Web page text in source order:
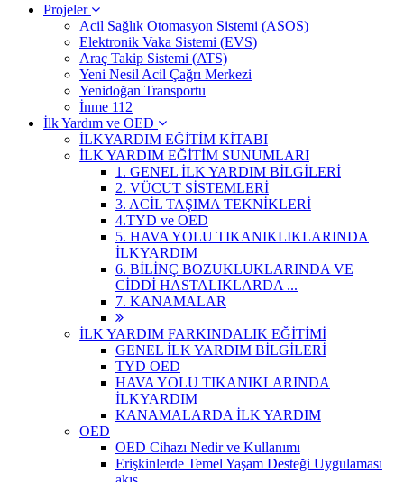
Projeler
Acil Sağlık Otomasyon Sistemi (ASOS)
Elektronik Vaka Sistemi (EVS)
Araç Takip Sistemi (ATS)
Yeni Nesil Acil Çağrı Merkezi
Yenidoğan Transportu
İnme 112
İlk Yardım ve OED
İLKYARDIM EĞİTİM KİTABI
İLK YARDIM EĞİTİM SUNUMLARI
1. GENEL İLK YARDIM BİLGİLERİ
2. VÜCUT SİSTEMLERİ
3. ACİL TAŞIMA TEKNİKLERİ
4.TYD ve OED
5. HAVA YOLU TIKANIKLIKLARINDA
İLKYARDIM
6. BİLİNÇ BOZUKLUKLARINDA VE
CİDDİ HASTALIKLARDA ...
7. KANAMALAR
İLK YARDIM FARKINDALIK EĞİTİMİ
GENEL İLK YARDIM BİLGİLERİ
TYD OED
HAVA YOLU TIKANIKLARINDA
İLKYARDIM
KANAMALARDA İLK YARDIM
OED
OED Cihazı Nedir ve Kullanımı
Erişkinlerde Temel Yaşam Desteği Uygulaması